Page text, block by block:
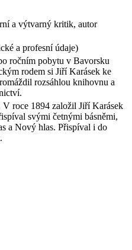
a výtvarný kritik, autor
a profesní údaje)
ročním pobytu v Bavorsku
rodem si Jiří Karásek ke
rozsáhlou knihovnu a
roce 1894 založil Jiří Karásek
svými četnými básněmi,
a Nový hlas. Přispíval i do